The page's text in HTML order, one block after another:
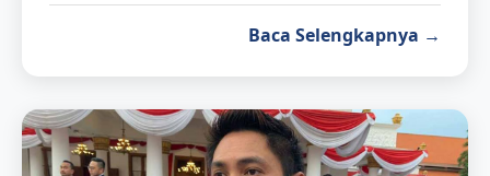
Baca Selengkapnya →